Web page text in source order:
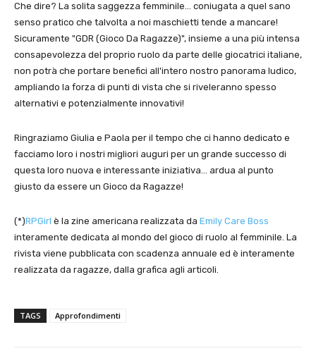
Che dire? La solita saggezza femminile… coniugata a quel sano
senso pratico che talvolta a noi maschietti tende a mancare!
Sicuramente "GDR (Gioco Da Ragazze)", insieme a una più intensa
consapevolezza del proprio ruolo da parte delle giocatrici italiane,
non potrà che portare benefici all'intero nostro panorama ludico,
ampliando la forza di punti di vista che si riveleranno spesso
alternativi e potenzialmente innovativi!
Ringraziamo Giulia e Paola per il tempo che ci hanno dedicato e
facciamo loro i nostri migliori auguri per un grande successo di
questa loro nuova e interessante iniziativa… ardua al punto
giusto da essere un Gioco da Ragazze!
(*)RPGirl è la zine americana realizzata da Emily Care Boss
interamente dedicata al mondo del gioco di ruolo al femminile. La
rivista viene pubblicata con scadenza annuale ed è interamente
realizzata da ragazze, dalla grafica agli articoli.
TAGS Approfondimenti